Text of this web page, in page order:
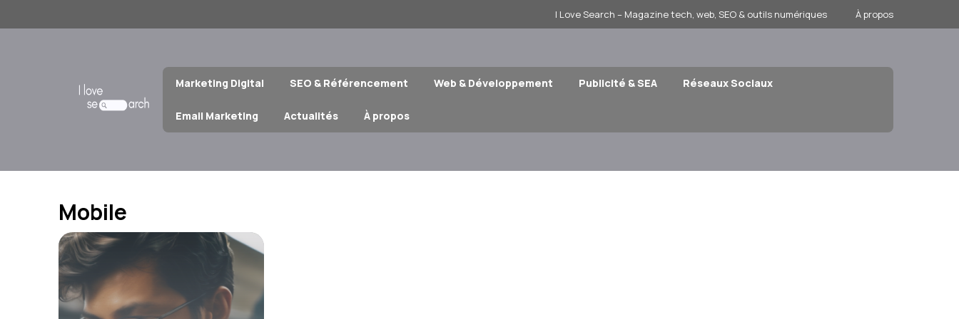
au
I Love Search – Magazine tech, web, SEO & outils numériques À propos
Marketing Digital SEO & Référencement Web & Développement Publicité & SEA Réseaux Sociaux
Email Marketing Actualités À propos
Mobile